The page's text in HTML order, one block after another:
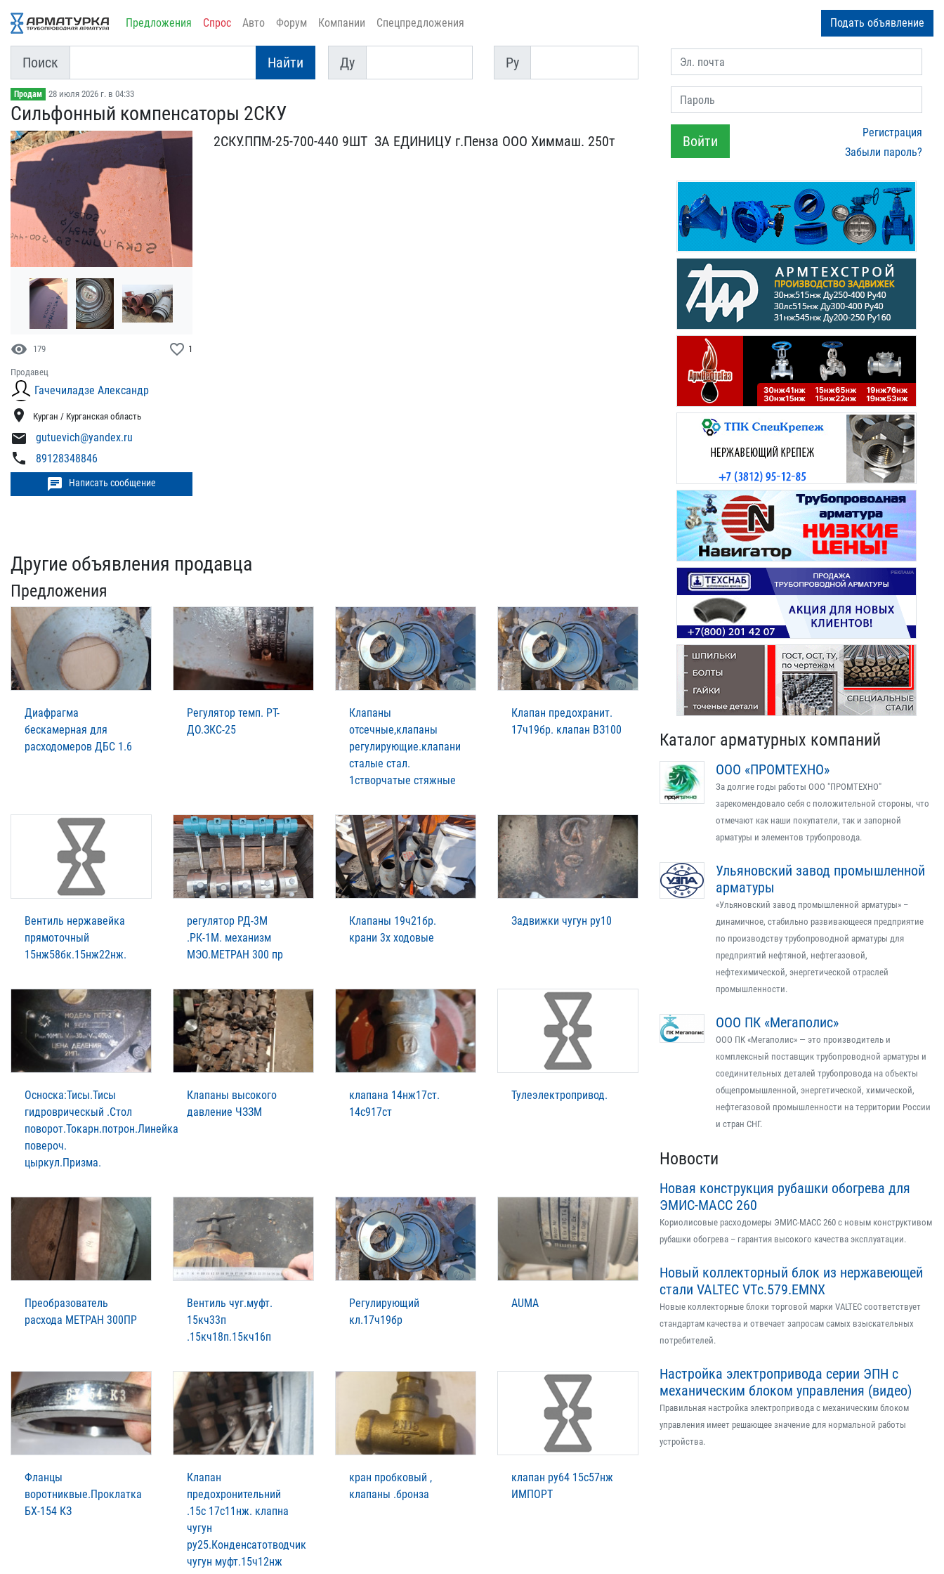
Предложения Спрос Авто Форум Компании Спецпредложения Подать объявление
Поиск Найти
Ду
Ду
Py
Py
Продам 28 июля 2026 г. в 04:33
Сильфонный компенсаторы ​2СКУ
visibility 179 favorite_border 1
Продавец
Гачечиладзе Александр
location_on Курган / Курганская область
mail gutuevich@yandex.ru
phone 89128348846
chat Написать сообщение
2СКУ.ППМ-25-700-440 9ШТ ​ ЗА ЕДИНИЦУ г.Пенза ООО ​Химмаш. 250т
Другие объявления продавца
Предложения
Диафрагма
бескамерная для
расходомеров ДБС 1.6
Регулятор темп. РТ-
ДО.ЗКС-25
Клапаны
отсечные,клапаны
регулирующие.клапани
сталые стал.
1створчатые стяжные
Клапан предохранит.
17ч19бр. клапан ВЗ100
Вентиль нержавейка
прямоточный
15нж58бк.15нж22нж.
регулятор РД-3М
.РК-1М. механизм
МЭО.МЕТРАН 300 пр
Клапаны 19ч21бр.
крани 3х ходовые
Задвижки чугун ру10
Осноска:Тисы.Тисы
гидроврическый .Стол
поворот.Токарн.потрон.Линейка
повероч.
цыркул.Призма.
Клапаны высокого
давление ЧЗЗМ
клапана 14нж17ст.
14с917ст
Тулеэлектропривод.
Преобразователь
расхода МЕТРАН 300ПР
Вентиль чуг.муфт.
15кч33п
.15кч18п.15кч16п
Регулирующий
кл.17ч19бр
AUMA
Фланцы
воротниквые.Проклатка
БХ-154 КЗ
Клапан
предохронительний
.15с 17с11нж. клапна
чугун
ру25.Конденсатотводчик
чугун муфт.15ч12нж
кран пробковый ,
клапаны .бронза
клапан ру64 15с57нж
ИМПОРТ
Эл. почта
Пароль
Войти
Регистрация
Забыли пароль?
Каталог арматурных компаний
ООО «ПРОМТЕХНО»
За долгие годы работы ООО "ПРОМТЕХНО"
зарекомендовало себя с положительной стороны, что
отмечают как наши покупатели, так и запорной
арматуры и элементов трубопровода.
Ульяновский завод промышленной
арматуры
«Ульяновский завод промышленной арматуры» –
динамичное, стабильно развивающееся предприятие
по производству трубопроводной арматуры для
предприятий нефтяной, нефтегазовой,
нефтехимической, энергетической отраслей
промышленности.
ООО ПК «Мегаполис»
ООО ПК «Мегаполис» — это производитель и
комплексный поставщик трубопроводной арматуры и
соединительных деталей трубопровода на объекты
общепромышленной, энергетической, химической,
нефтегазовой промышленности на территории России
и стран СНГ.
Новости
Новая конструкция рубашки обогрева для
ЭМИС-МАСС 260
Кориолисовые расходомеры ЭМИС-МАСС 260 с новым конструктивом
рубашки обогрева – гарантия высокого качества эксплуатации.
Новый коллекторный блок из нержавеющей
стали VALTEC VTс.579.EMNX
Новые коллекторные блоки торговой марки VALTEC соответствует
стандартам качества и отвечает запросам самых взыскательных
потребителей.
Настройка электропривода серии ЭПН с
механическим блоком управления (видео)
Правильная настройка электропривода с механическим блоком
управления имеет решающее значение для нормальной работы
устройства.